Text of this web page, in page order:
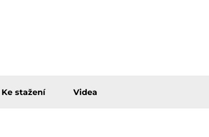
Ke stažení Videa